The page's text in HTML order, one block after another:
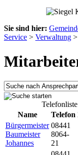
Sie sind hier:
Service > Verwaltung >
Name
Telefon
Bürgermeister
Baumeister
Johannes
08441
8064-
21